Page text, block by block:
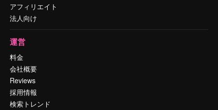
アフィリエイト
法人向け
運営
料金
会社概要
Reviews
採用情報
検索トレンド